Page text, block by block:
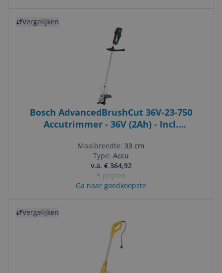
Vergelijken
Bosch AdvancedBrushCut 36V-23-750
Accutrimmer - 36V (2Ah) - Incl.
Maaibreedte: 33 cm
Type: Accu
v.a. € 364,92
5 prijzen
Ga naar goedkoopste
Vergelijken